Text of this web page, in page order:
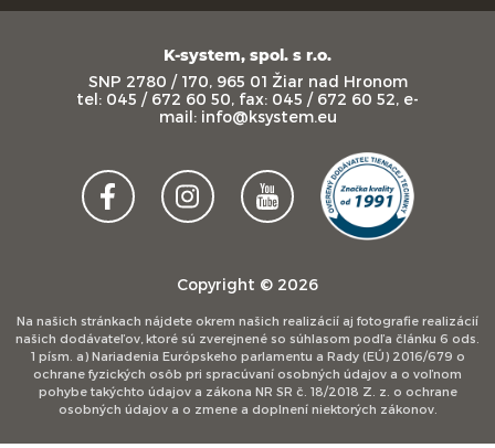
K-system, spol. s r.o.
SNP 2780 / 170, 965 01 Žiar nad Hronom
tel: 045 / 672 60 50, fax: 045 / 672 60 52, e-
mail: info@ksystem.eu
Copyright © 2026
Na našich stránkach nájdete okrem našich realizácií aj fotografie realizácií
našich dodávateľov, ktoré sú zverejnené so súhlasom podľa článku 6 ods.
1 písm. a) Nariadenia Európskeho parlamentu a Rady (EÚ) 2016/679 o
ochrane fyzických osôb pri spracúvaní osobných údajov a o voľnom
pohybe takýchto údajov a zákona NR SR č. 18/2018 Z. z. o ochrane
osobných údajov a o zmene a doplnení niektorých zákonov.